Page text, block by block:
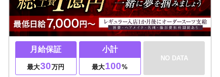
月給保証
最大30万円
小計
最大100%
NO DATA